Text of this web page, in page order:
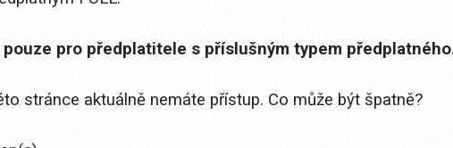
pro předplatitele s příslušným typem
stránce aktuálně nemáte přístup. Co může být špatně?